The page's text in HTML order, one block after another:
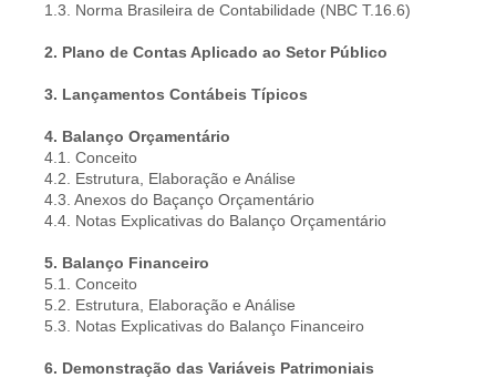
1.3. Norma Brasileira de Contabilidade (NBC T.16.6)
2. Plano de Contas Aplicado ao Setor Público
3. Lançamentos Contábeis Típicos
4. Balanço Orçamentário
4.1. Conceito
4.2. Estrutura, Elaboração e Análise
4.3. Anexos do Baçanço Orçamentário
4.4. Notas Explicativas do Balanço Orçamentário
5. Balanço Financeiro
5.1. Conceito
5.2. Estrutura, Elaboração e Análise
5.3. Notas Explicativas do Balanço Financeiro
6. Demonstração das Variáveis Patrimoniais